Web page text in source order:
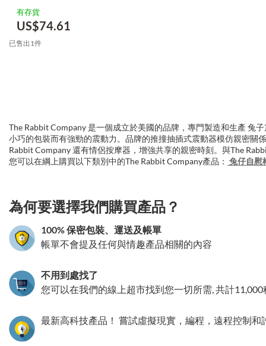
有存貨
US$74.61
已售出1件
The Rabbit Company 是一個成立於美國的品牌，專門製造和生產 兔
小巧的包裝而有強勁的震動力。品牌的推撞抽插式震動器模仿親密關
Rabbit Company 還有情侶按摩器，增強共享的親密時刻。與The
您可以在綱上購買以下類別中的The Rabbit Company產品： 兔仔自慰
為何要選擇我們購買產品？
100% 保密包裝、運送及帳單
帳單不會提及任何與情趣產品相關的內容
不用到處找了
您可以在我們的線上超市找到您一切所需, 共計11,000
最新高科技產品！ 嘗試虛擬現實，編程，遠程控制